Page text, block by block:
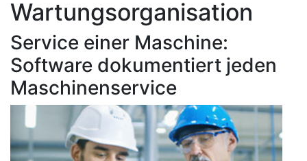
Wartungsorganisation
Service einer Maschine:
Software dokumentiert jeden
Maschinenservice